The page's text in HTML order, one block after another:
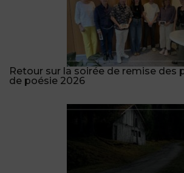
Retour sur la soirée de remise des
de poésie 2026